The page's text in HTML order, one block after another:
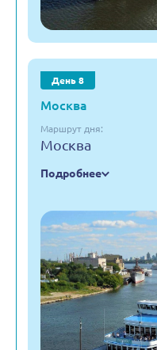
День 8
Москва
Маршрут дня:
Москва
Подробнее